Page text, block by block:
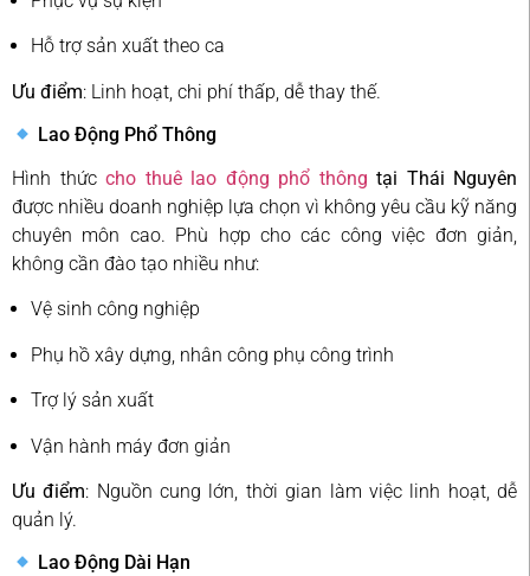
Hỗ trợ sản xuất theo ca
Ưu điểm: Linh hoạt, chi phí thấp, dễ thay thế.
Lao Động Phổ Thông
Hình thức cho thuê lao động phổ thông tại Thái Nguyên
được nhiều doanh nghiệp lựa chọn vì không yêu cầu kỹ năng
chuyên môn cao. Phù hợp cho các công việc đơn giản,
không cần đào tạo nhiều như:
Vệ sinh công nghiệp
Phụ hồ xây dựng, nhân công phụ công trình
Trợ lý sản xuất
Vận hành máy đơn giản
Ưu điểm: Nguồn cung lớn, thời gian làm việc linh hoạt, dễ
quản lý.
Lao Động Dài Hạn